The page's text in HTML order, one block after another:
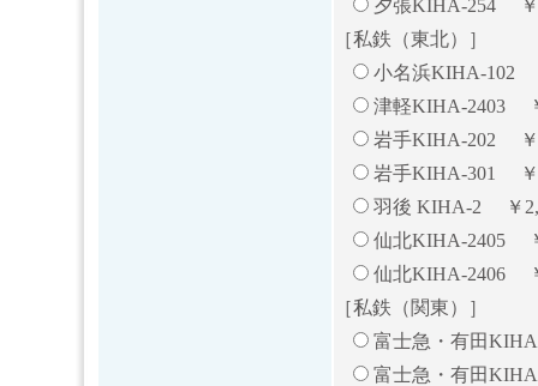
夕張KIHA-254
［私鉄（東北）］
小名浜KIHA-102
津軽KIHA-2403
岩手KIHA-202
岩手KIHA-301
羽後 KIHA-2 ￥
仙北KIHA-2405
仙北KIHA-2406
［私鉄（関東）］
富士急・有田
富士急・有田